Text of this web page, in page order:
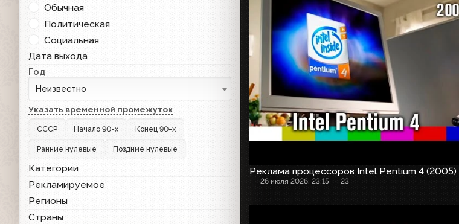
Обычная
Политическая
Социальная
Дата выхода
Год
Неизвестно
Указать временной промежуток
СССР Начало 90-х Конец 90-х
Ранние нулевые Поздние нулевые
Категории
Рекламируемое
Регионы
Страны
Реклама процессоров Intel Pentium 4 (2005)
26 июля 2026, 23:15 23